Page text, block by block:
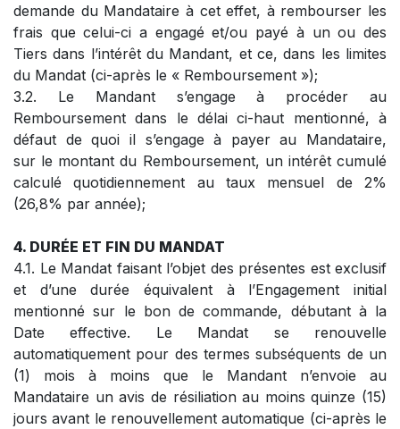
demande du Mandataire à cet effet, à rembourser les
frais que celui-ci a engagé et/ou payé à un ou des
Tiers dans l’intérêt du Mandant, et ce, dans les limites
du Mandat (ci-après le « Remboursement »);
3.2. Le Mandant s’engage à procéder au
Remboursement dans le délai ci-haut mentionné, à
défaut de quoi il s’engage à payer au Mandataire,
sur le montant du Remboursement, un intérêt cumulé
calculé quotidiennement au taux mensuel de 2%
(26,8% par année);
4. DURÉE ET FIN DU MANDAT
4.1. Le Mandat faisant l’objet des présentes est exclusif
et d’une durée équivalent à l’Engagement initial
mentionné sur le bon de commande, débutant à la
Date effective. Le Mandat se renouvelle
automatiquement pour des termes subséquents de un
(1) mois à moins que le Mandant n’envoie au
Mandataire un avis de résiliation au moins quinze (15)
jours avant le renouvellement automatique (ci-après le